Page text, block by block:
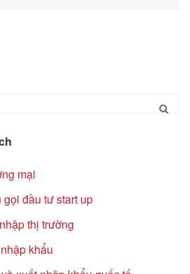
mại
đầu tư start up
thị trường
khẩu